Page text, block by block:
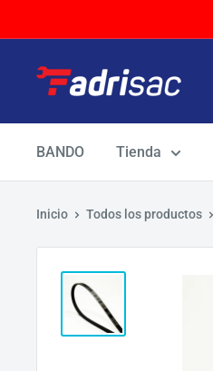
directamente
contenido
BANDO Tienda
Inicio Todos los productos